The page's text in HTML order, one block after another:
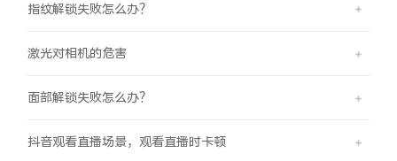
指纹解锁失败怎么办？
激光对相机的危害
面部解锁失败怎么办？
抖音观看直播场景，观看直播时卡顿